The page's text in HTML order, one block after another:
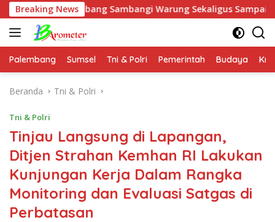
Langsung
ke
konten
Breaking News
Sambangi Warung Sekaligus Sampaikan Himbauan
Palembang Sumsel Tni & Polri Pemerintah Budaya
Beranda Tni & Polri
Tni & Polri
Tinjau Langsung di Lapangan,
Ditjen Strahan Kemhan RI Lakukan
Kunjungan Kerja Dalam Rangka
Monitoring dan Evaluasi Satgas di
Perbatasan